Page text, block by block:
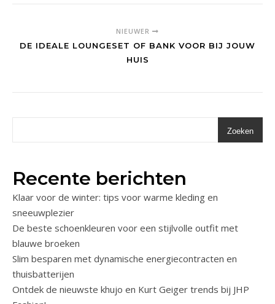
NIEUWER
DE IDEALE LOUNGESET OF BANK VOOR BIJ JOUW
HUIS
Zoeken
Recente berichten
Klaar voor de winter: tips voor warme kleding en
sneeuwplezier
De beste schoenkleuren voor een stijlvolle outfit met
blauwe broeken
Slim besparen met dynamische energiecontracten en
thuisbatterijen
Ontdek de nieuwste khujo en Kurt Geiger trends bij JHP